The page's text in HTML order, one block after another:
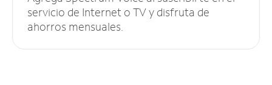
servicio de Internet o TV y disfruta de
ahorros mensuales.